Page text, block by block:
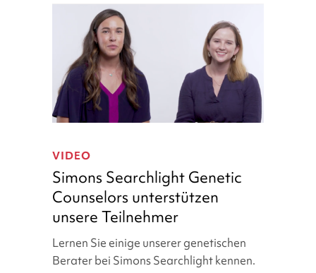
Searchlight
Genetic
Counselors
unterstützen
unsere
VIDEO
Simons Searchlight Genetic
Counselors unterstützen
unsere Teilnehmer
Lernen Sie einige unserer genetischen
Berater bei Simons Searchlight kennen.